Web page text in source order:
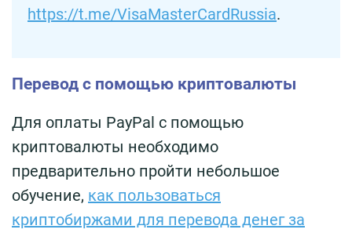
https://t.me/VisaMasterCardRussia.
Перевод с помощью криптовалюты
Для оплаты PayPal с помощью
криптовалюты необходимо
предварительно пройти небольшое
обучение, как пользоваться
криптобиржами для перевода денег за